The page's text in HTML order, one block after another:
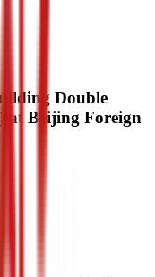
Double
at Beijing Foreign